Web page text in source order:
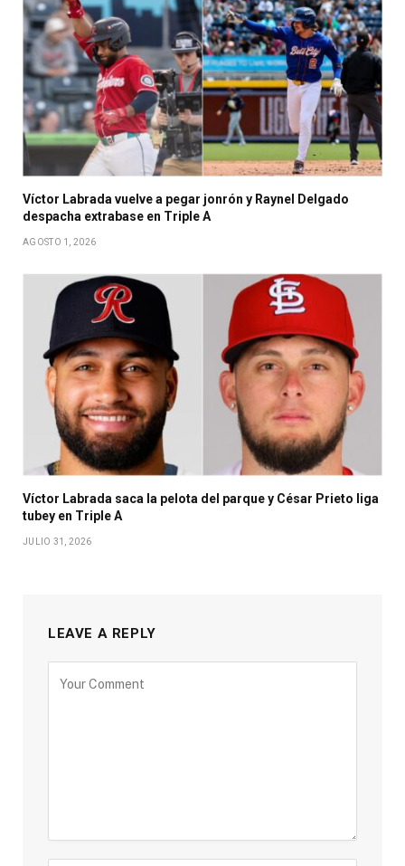
Víctor Labrada vuelve a pegar jonrón y Raynel Delgado
despacha extrabase en Triple A
AGOSTO 1, 2026
Víctor Labrada saca la pelota del parque y César Prieto liga
tubey en Triple A
JULIO 31, 2026
LEAVE A REPLY